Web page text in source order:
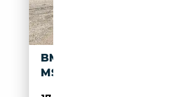
BMW X2 M X2 SDRIVE16D
MSPORT-X